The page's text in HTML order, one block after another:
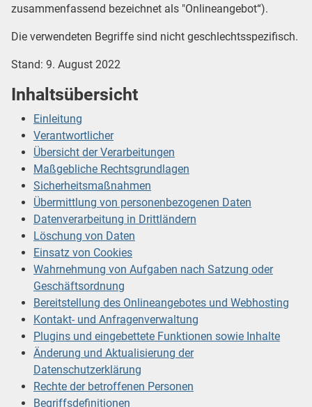
zusammenfassend bezeichnet als "Onlineangebot“).
Die verwendeten Begriffe sind nicht geschlechtsspezifisch.
Stand: 9. August 2022
Inhaltsübersicht
Einleitung
Verantwortlicher
Übersicht der Verarbeitungen
Maßgebliche Rechtsgrundlagen
Sicherheitsmaßnahmen
Übermittlung von personenbezogenen Daten
Datenverarbeitung in Drittländern
Löschung von Daten
Einsatz von Cookies
Wahrnehmung von Aufgaben nach Satzung oder
Geschäftsordnung
Bereitstellung des Onlineangebotes und Webhosting
Kontakt- und Anfragenverwaltung
Plugins und eingebettete Funktionen sowie Inhalte
Änderung und Aktualisierung der
Datenschutzerklärung
Rechte der betroffenen Personen
Begriffsdefinitionen